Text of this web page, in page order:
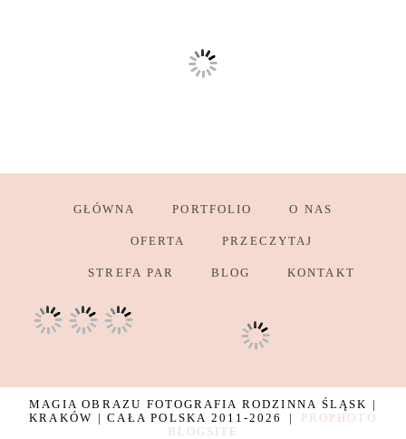
GŁÓWNA PORTFOLIO O NAS
OFERTA PRZECZYTAJ
STREFA PAR BLOG KONTAKT
MAGIA OBRAZU FOTOGRAFIA RODZINNA ŚLĄSK |
KRAKÓW | CAŁA POLSKA 2011-2026
|
PROPHOTO
BLOGSITE